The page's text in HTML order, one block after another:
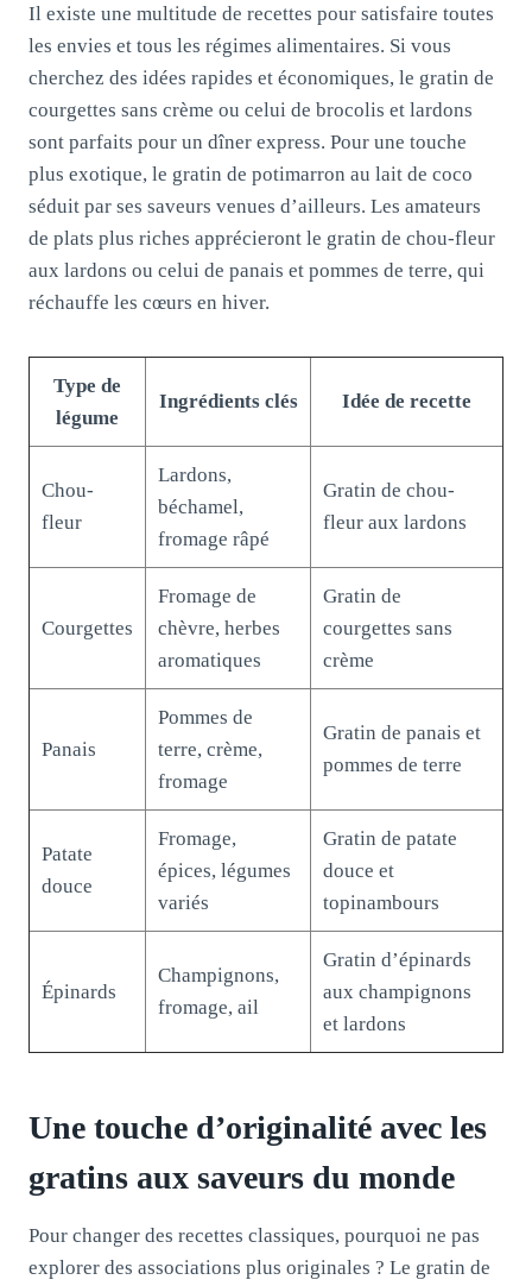
Il existe une multitude de recettes pour satisfaire toutes
les envies et tous les régimes alimentaires. Si vous
cherchez des idées rapides et économiques, le gratin de
courgettes sans crème ou celui de brocolis et lardons
sont parfaits pour un dîner express. Pour une touche
plus exotique, le gratin de potimarron au lait de coco
séduit par ses saveurs venues d’ailleurs. Les amateurs
de plats plus riches apprécieront le gratin de chou-fleur
aux lardons ou celui de panais et pommes de terre, qui
réchauffe les cœurs en hiver.
Type de
légume
Ingrédients clés Idée de recette
Chou-
fleur
Lardons,
béchamel,
fromage râpé
Gratin de chou-
fleur aux lardons
Courgettes
Fromage de
chèvre, herbes
aromatiques
Gratin de
courgettes sans
crème
Panais
Pommes de
terre, crème,
fromage
Gratin de panais et
pommes de terre
Patate
douce
Fromage,
épices, légumes
variés
Gratin de patate
douce et
topinambours
Épinards
Champignons,
fromage, ail
Gratin d’épinards
aux champignons
et lardons
Une touche d’originalité avec les
gratins aux saveurs du monde
Pour changer des recettes classiques, pourquoi ne pas
explorer des associations plus originales ? Le gratin de